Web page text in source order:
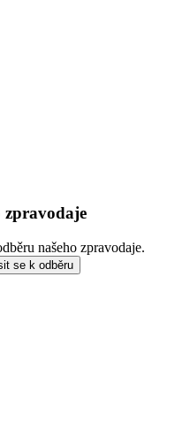
zpravodaje
našeho zpravodaje.
se k odběru